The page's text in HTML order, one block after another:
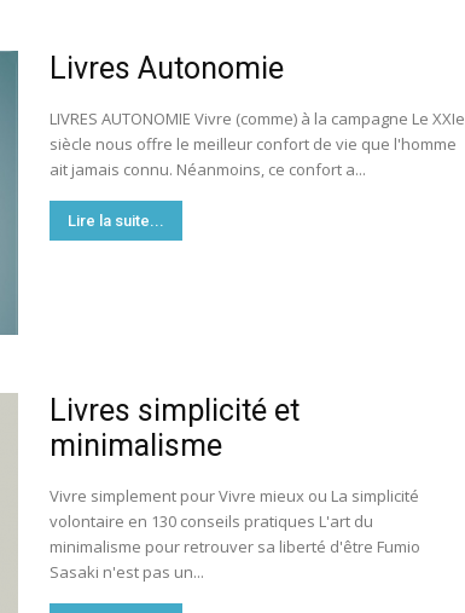
Livres Autonomie
LIVRES AUTONOMIE Vivre (comme) à la campagne Le XXIe
siècle nous offre le meilleur confort de vie que l'homme
ait jamais connu. Néanmoins, ce confort a...
Lire la suite...
Livres simplicité et
minimalisme
Vivre simplement pour Vivre mieux ou La simplicité
volontaire en 130 conseils pratiques L'art du
minimalisme pour retrouver sa liberté d'être Fumio
Sasaki n'est pas un...